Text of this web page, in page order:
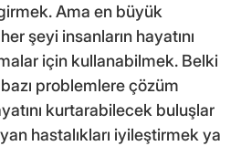
Ama en büyük
şeyi insanların hayatını
için kullanabilmek. Belki
problemlere çözüm
kurtarabilecek buluşlar
hastalıkları iyileştirmek ya